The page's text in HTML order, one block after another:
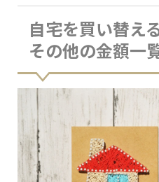
自宅を買い替え
その他の金額一